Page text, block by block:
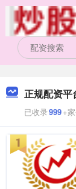
正规配资平
已收录999+